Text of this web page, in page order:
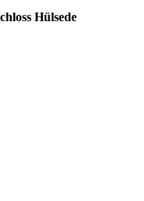
Hülsede